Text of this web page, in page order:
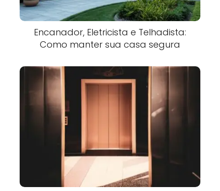
Encanador, Eletricista e Telhadista:
Como manter sua casa segura